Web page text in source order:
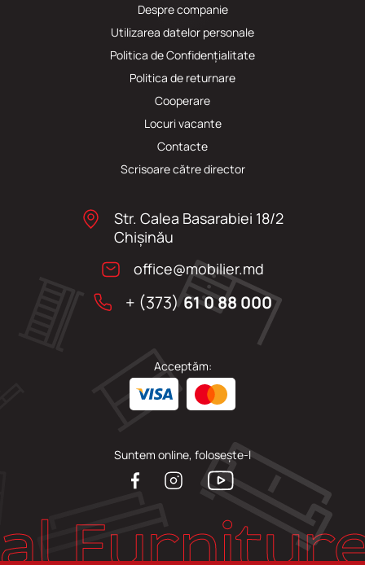
Despre companie
Utilizarea datelor personale
Politica de Confidențialitate
Politica de returnare
Cooperare
Locuri vacante
Сontacte
Scrisoare către director
Str. Calea Basarabiei 18/2
Chişinău
office@mobilier.md
+ (373)61 0 88 000
Acceptăm:
Suntem online, folosește-l